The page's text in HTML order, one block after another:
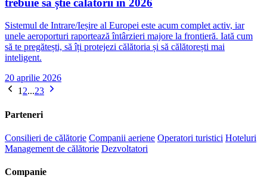
Sistemul de Intrare/Ieșire al Europei este acum complet activ, iar
unele aeroporturi raportează întârzieri majore la frontieră. Iată cum
să te pregătești, să îți protejezi călătoria și să călătorești mai
inteligent.
20 aprilie 2026
1 2...23
Parteneri
Consilieri de călătorie Companii aeriene Operatori turistici Hoteluri
Management de călătorie Dezvoltatori
Companie